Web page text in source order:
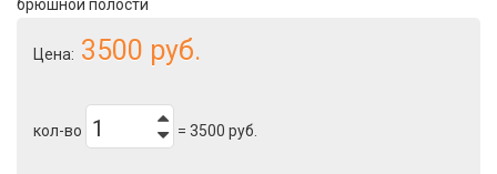
брюшной полости
Цена: 3500 руб.
кол-во = 3500 руб.